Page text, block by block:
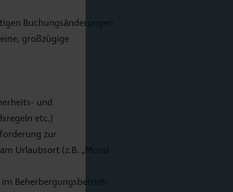
Buchungsänderungen
großzügige
und
etc.)
zur
Urlaubsort (z.B. „Mund-
Beherbergungsbetrieb